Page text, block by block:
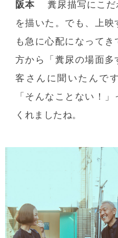
阪本
糞尿描写にこだ
を描いた。でも、上映
も急に心配になって
方から「糞尿の場面
客さんに聞いたんで
「そんなことない！
くれましたね。